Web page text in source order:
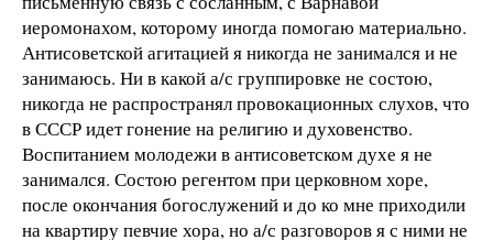
иеромонахом, которому иногда помогаю материально.
Антисоветской агитацией я никогда не занимался и не
занимаюсь. Ни в какой а/с группировке не состою,
никогда не распространял провокационных слухов, что
в СССР идет гонение на религию и духовенство.
Воспитанием молодежи в антисоветском духе я не
занимался. Состою регентом при церковном хоре,
после окончания богослужений и до ко мне приходили
на квартиру певчие хора, но а/с разговоров я с ними не